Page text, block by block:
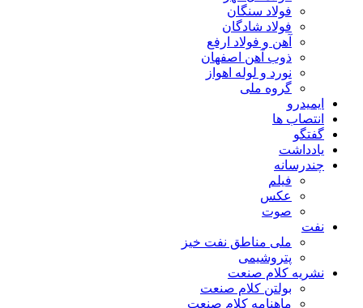
فولاد سنگان
فولاد شادگان
آهن و فولاد ارفع
ذوب آهن اصفهان
نورد و لوله اهواز
گروه ملی
ایمیدرو
انتصاب ها
گفتگو
یادداشت
چندرسانه
فیلم
عکس
صوت
نفت
ملی مناطق نفت خیز
پتروشیمی
نشریه کلام صنعت
بولتن کلام صنعت
ماهنامه کلام صنعت